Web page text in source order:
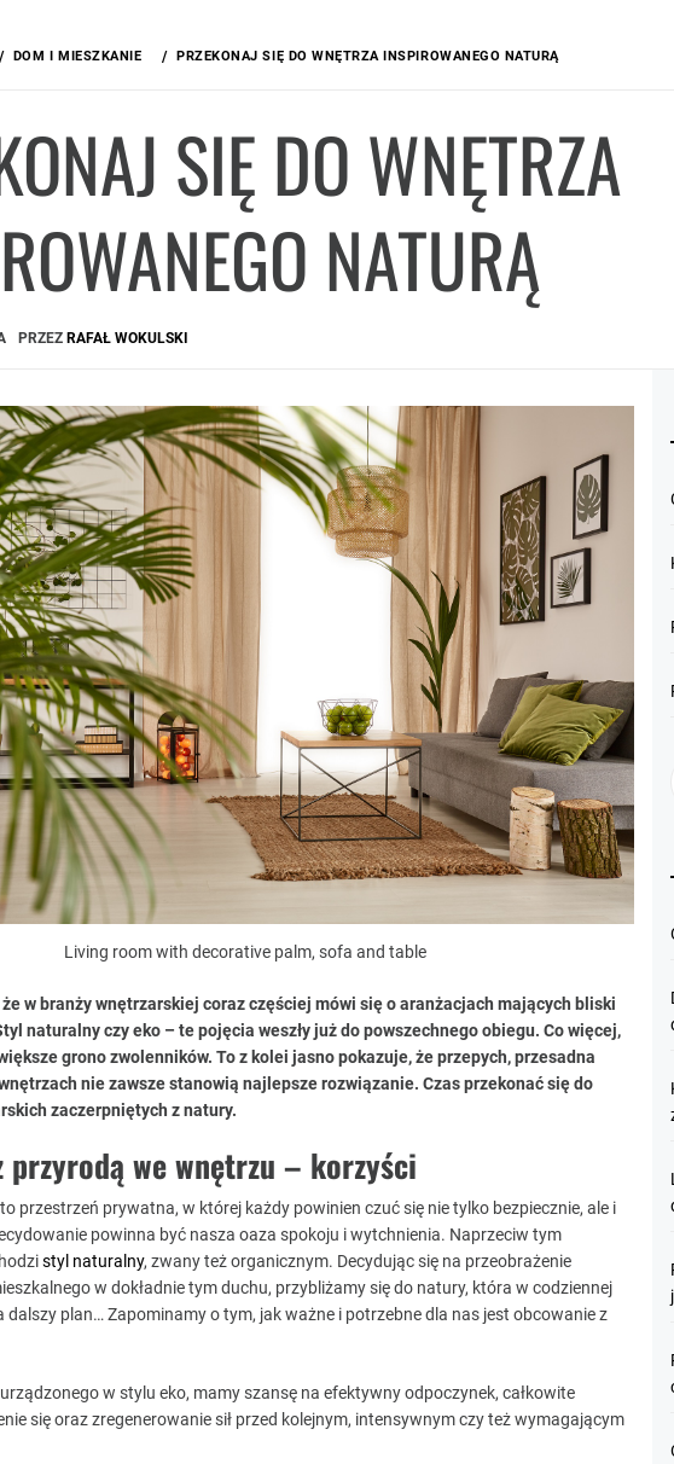
DOM I MIESZKANIE PRZEKONAJ SIĘ DO WNĘTRZA INSPIROWANEGO NATURĄ
SIĘ DO WNĘTRZA
NATURĄ
PRZEZ RAFAŁ WOKULSKI
Living room with decorative palm, sofa and table
w branży wnętrzarskiej coraz częściej mówi się o aranżacjach mających bliski
naturalny czy eko – te pojęcia weszły już do powszechnego obiegu. Co więcej,
grono zwolenników. To z kolei jasno pokazuje, że przepych, przesadna
nie zawsze stanowią najlepsze rozwiązanie. Czas przekonać się do
zaczerpniętych z natury.
przyrodą we wnętrzu – korzyści
przestrzeń prywatna, w której każdy powinien czuć się nie tylko bezpiecznie, ale i
powinna być nasza oaza spokoju i wytchnienia. Naprzeciw tym
styl naturalny, zwany też organicznym. Decydując się na przeobrażenie
w dokładnie tym duchu, przybliżamy się do natury, która w codziennej
dalszy plan… Zapominamy o tym, jak ważne i potrzebne dla nas jest obcowanie z
w stylu eko, mamy szansę na efektywny odpoczynek, całkowite
się oraz zregenerowanie sił przed kolejnym, intensywnym czy też wymagającym